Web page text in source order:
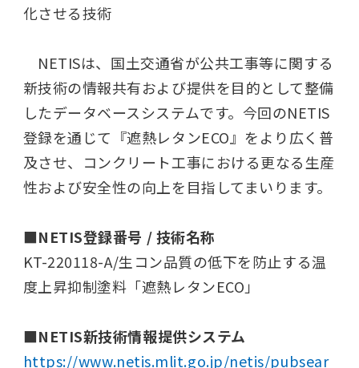
化させる技術
NETISは、国土交通省が公共工事等に関する
新技術の情報共有および提供を目的として整備
したデータベースシステムです。今回のNETIS
登録を通じて『遮熱レタンECO』をより広く普
及させ、コンクリート工事における更なる生産
性および安全性の向上を目指してまいります。
■NETIS登録番号 / 技術名称
KT-220118-A/生コン品質の低下を防止する温
度上昇抑制塗料「遮熱レタンECO」
■NETIS新技術情報提供システム
https://www.netis.mlit.go.jp/netis/pubsear